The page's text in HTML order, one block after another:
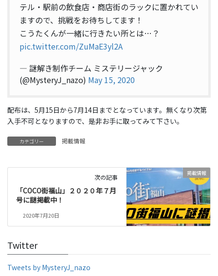
テル・駅前の飲食店・商店街のラックに置かれてい
ますので、挑戦をお待ちしてます！
こうたくんが一緒に行きたい所とは…？
pic.twitter.com/ZuMaE3yl2A
— 謎解き制作チーム ミステリージャック
(@MysteryJ_nazo) May 15, 2020
配布は、5月15日から7月14日までとなっています。無くなり次第
入手不可となりますので、是非お手に取ってみて下さい。
カテゴリー 掲載情報
掲載情報
次の記事
「COCO街福山」２０２０年７月
号に謎掲載中！
2020年7月20日
Twitter
Tweets by MysteryJ_nazo